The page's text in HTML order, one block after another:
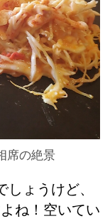
席の絶景
ょうけど、
ね！空いてい